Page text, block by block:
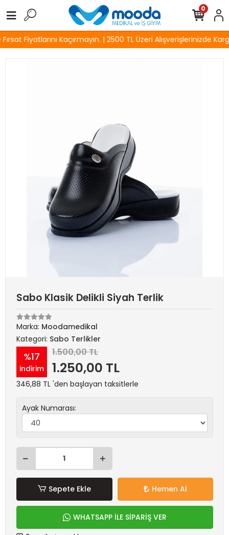
Fiyatlarını Kaçırmayın. | 2500 TL Üzeri Alışverişlerinizde
0
Sabo Klasik Delikli Siyah Terlik
Marka: Moodamedikal
Kategori: Sabo Terlikler
%17
indirim
1.500,00 TL
1.250,00 TL
346,88 TL 'den başlayan taksitlerle
Ayak Numarası:
Sepete Ekle Hemen Al
WHATSAPP İLE SİPARİŞ VER